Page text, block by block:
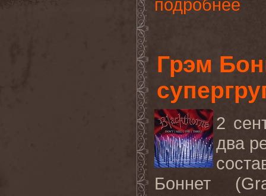
подробнее
Грэм
2
два
Боннет (